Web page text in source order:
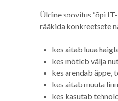
Üldine soovitus “õpi
rääkida konkreetsete
kes aitab luua
kes mõtleb välja
kes arendab äppe,
kes aitab muuta
kes kasutab